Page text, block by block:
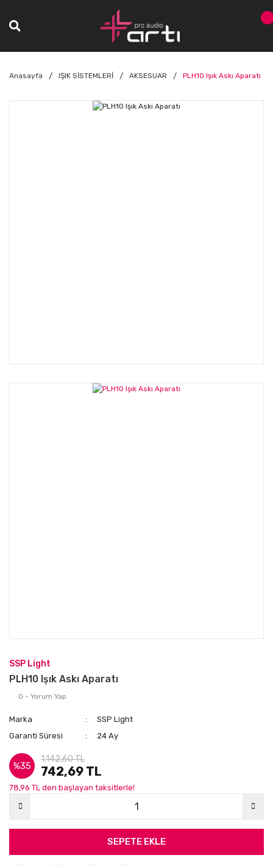
Anasayfa IŞIK SİSTEMLERİ AKSESUAR PLH10 Işık Askı Aparatı
SSP Light
PLH10 Işık Askı Aparatı
0 - Yorum Yap
Marka
SSP Light
Garanti Süresi
24 Ay
%35
1.142,60 TL
742,69 TL
78,96 TL den başlayan taksitlerle!
SEPETE EKLE